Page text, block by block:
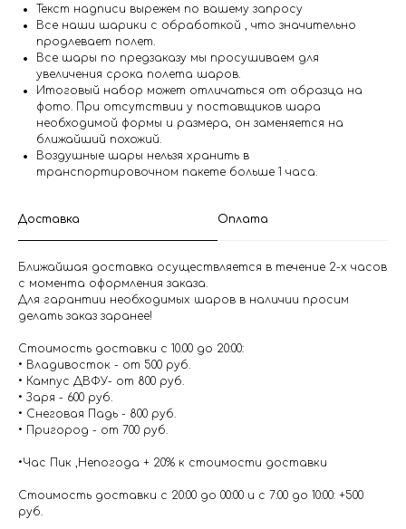
Текст надписи вырежем по вашему запросу
Все наши шарики с обработкой , что значительно
продлевает полет.
Все шары по предзаказу мы просушиваем для
увеличения срока полета шаров.
Итоговый набор может отличаться от образца на
фото. При отсутствии у поставщиков шара
необходимой формы и размера, он заменяется на
ближайший похожий.
Воздушные шары нельзя хранить в
транспортировочном пакете больше 1 часа.
Доставка Оплата
Ближайшая доставка осуществляется в течение 2-х часов
с момента оформления заказа.
Для гарантии необходимых шаров в наличии просим
делать заказ заранее!
Стоимость доставки с 10.00 до 20:00:
• Владивосток - от 500 руб.
• Кампус ДВФУ- от 800 руб.
• Заря - 600 руб.
• Снеговая Падь - 800 руб.
• Пригород - от 700 руб.
•Час Пик ,Непогода + 20% к стоимости доставки
Стоимость доставки с 20:00 до 00:00 и с 7:00 до 10:00: +500
руб.